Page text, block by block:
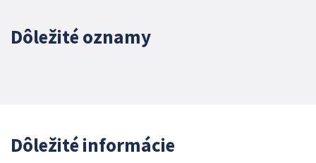
Dôležité oznamy
Dôležité informácie